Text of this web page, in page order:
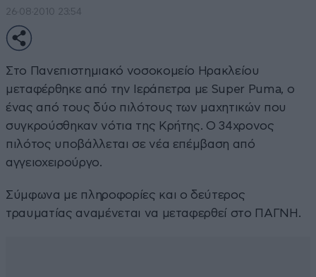
26·08·2010 23:54
Στο Πανεπιστημιακό νοσοκομείο Ηρακλείου
μεταφέρθηκε από την Ιεράπετρα με Super Puma, ο
ένας από τους δύο πιλότους των μαχητικών που
συγκρούσθηκαν νότια της Κρήτης. Ο 34χρονος
πιλότος υποβάλλεται σε νέα επέμβαση από
αγγειοχειρούργο.
Σύμφωνα με πληροφορίες και ο δεύτερος
τραυματίας αναμένεται να μεταφερθεί στο ΠΑΓΝΗ.